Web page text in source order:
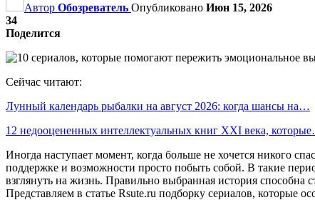
Автор Обозреватель Опубликовано Июн 15, 2026
34
Поделится
Сейчас читают:
Лунный календарь рыбалки на август 2026: когда шансы на…
12 недооцененных интеллектуальных книг XXI века,
Иногда наступает момент, когда больше не хочется никого
поддержке и возможности просто побыть собой. В такие
взглянуть на жизнь. Правильно выбранная история способна
Представляем в статье Rsute.ru подборку сериалов, которые